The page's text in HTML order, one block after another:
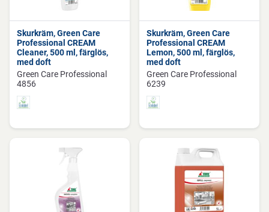
Skurkräm, Green Care
Professional CREAM
Cleaner, 500 ml, färglös,
med doft
Green Care Professional
4856
Skurkräm, Green Care
Professional CREAM
Lemon, 500 ml, färglös,
med doft
Green Care Professional
6239